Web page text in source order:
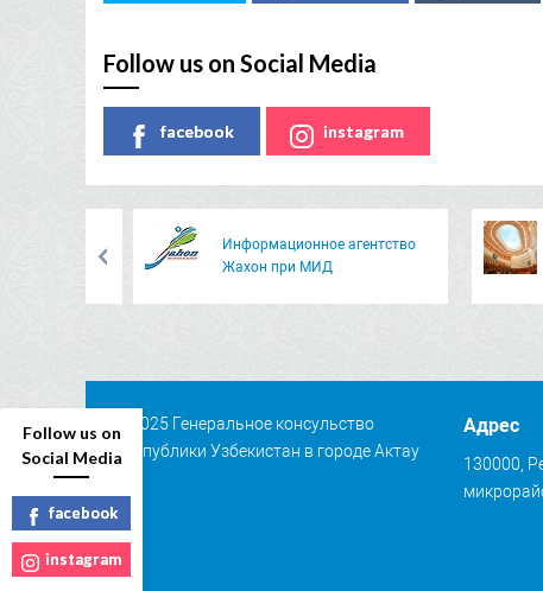
Follow us on Social Media
facebook instagram
Информационное агентство
Жахон при МИД
© 2025 Генеральное консульство
Республики Узбекистан в городе Актау
Адрес
130000,
Follow us on
Social Media
facebook
instagram